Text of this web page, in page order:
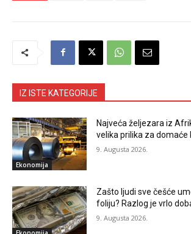
IZ ISTE KATEGORIJE
Ekonomija
Najveća željezara iz
velika prilika za domaće
9. Augusta 2026.
Zašto ljudi sve češće
foliju? Razlog je vrlo
9. Augusta 2026.